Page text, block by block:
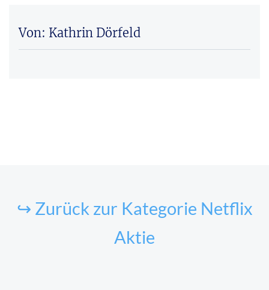
Von: Kathrin Dörfeld
↪ Zurück zur Kategorie Netflix
Aktie